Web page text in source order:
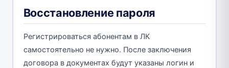
Восстановление пароля
Регистрироваться абонентам в ЛК
самостоятельно не нужно. После заключения
договора в документах будут указаны логин и